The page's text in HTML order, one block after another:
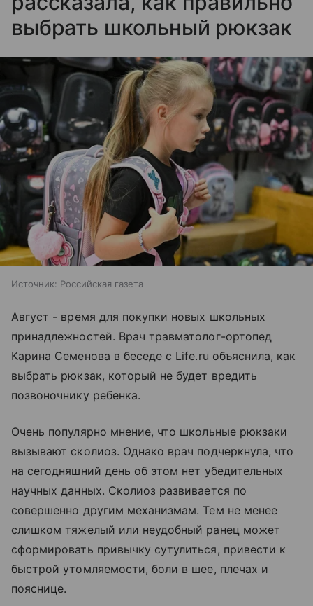
выбрать школьный рюкзак
Источник: Российская газета
Август - время для покупки новых школьных
принадлежностей. Врач травматолог-ортопед
Карина Семенова в беседе с Life.ru объяснила, как
выбрать рюкзак, который не будет вредить
позвоночнику ребенка.
Очень популярно мнение, что школьные рюкзаки
вызывают сколиоз. Однако врач подчеркнула, что
на сегодняшний день об этом нет убедительных
научных данных. Сколиоз развивается по
совершенно другим механизмам. Тем не менее
слишком тяжелый или неудобный ранец может
сформировать привычку сутулиться, привести к
быстрой утомляемости, боли в шее, плечах и
пояснице.